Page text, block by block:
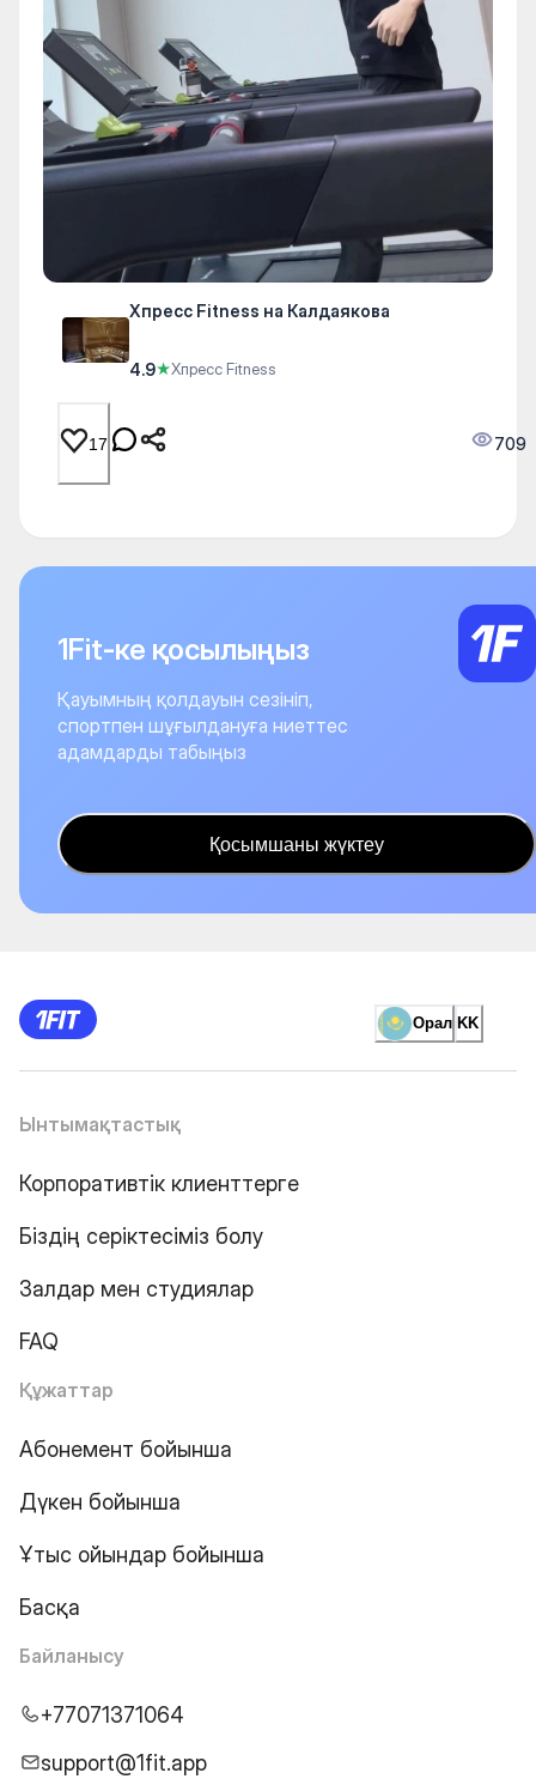
Xпресс Fitness на Калдаякова
4.9★Xпресс Fitness
17 709
1Fit-ке қосылыңыз
Қауымның қолдауын сезініп,
спортпен шұғылдануға ниеттес
адамдарды табыңыз
Қосымшаны жүктеу
Орал KK
Ынтымақтастық
Корпоративтік клиенттерге
Біздің серіктесіміз болу
Залдар мен студиялар
FAQ
Құжаттар
Абонемент бойынша
Дүкен бойынша
Ұтыс ойындар бойынша
Басқа
Байланысу
+77071371064
support@1fit.app